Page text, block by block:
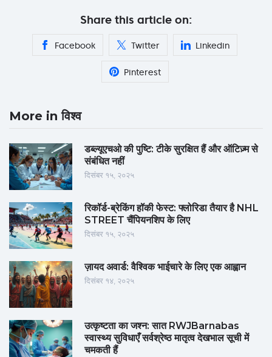
Share this article on:
Facebook Twitter Linkedin
Pinterest
More in विश्व
डब्ल्यूएचओ की पुष्टि: टीके सुरक्षित हैं और ऑटिज़्म से
संबंधित नहीं
दिसंबर १५, २०२५
रिकॉर्ड-ब्रेकिंग हॉकी फेस्ट: फ्लोरिडा तैयार है NHL
STREET चैंपियनशिप के लिए
दिसंबर १५, २०२५
ज़ायद अवार्ड: वैश्विक भाईचारे के लिए एक आह्वान
दिसंबर १४, २०२५
उत्कृष्टता का जश्न: सात RWJBarnabas
स्वास्थ्य सुविधाएँ सर्वश्रेष्ठ मातृत्व देखभाल सूची में
चमकती हैं